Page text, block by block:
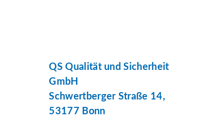
QS Qualität und Sicherheit
GmbH
Schwertberger Straße 14,
53177 Bonn